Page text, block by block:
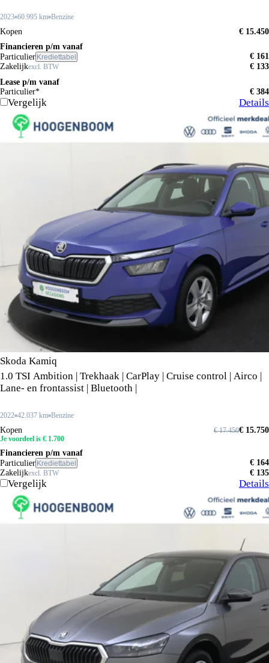
2023 60.995 km Benzine
Kopen
€ 15.450
Financieren p/m vanaf
Particulier Krediettabel
€ 161
Zakelijkexcl. BTW
€ 133
Lease p/m vanaf
Particulier*
€ 384
Vergelijk Details
Skoda Kamiq
1.0 TSI Ambition | Trekhaak | CarPlay | Cruise control | Airco |
Lane- en frontassist | Bluetooth |
2022 42.037 km Benzine
Kopen € 15.750
€ 17.450
Je voordeel is € 1.700
Financieren p/m vanaf
Particulier Krediettabel
€ 164
Zakelijkexcl. BTW € 135
Vergelijk Details